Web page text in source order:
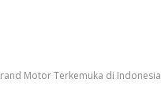
Motor Terkemuka di Indonesia